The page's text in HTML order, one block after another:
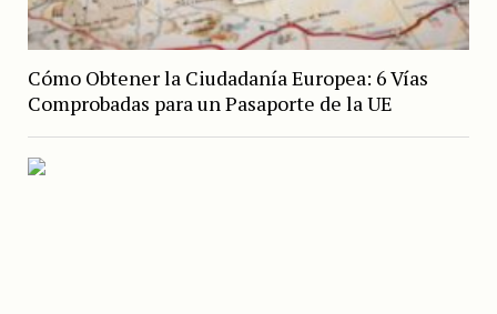
Cómo Obtener la Ciudadanía Europea: 6 Vías
Comprobadas para un Pasaporte de la UE